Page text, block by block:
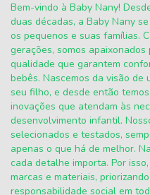
Bem-vindo à Baby Nany!
duas décadas, a Baby Nany
os pequenos e suas famílias.
gerações, somos
qualidade que garantem
bebês. Nascemos da visão de
seu filho, e desde então
inovações que atendam às
desenvolvimento infantil.
selecionados e testados,
apenas o que há de melhor.
cada detalhe importa. Por
marcas e materiais,
responsabilidade social em